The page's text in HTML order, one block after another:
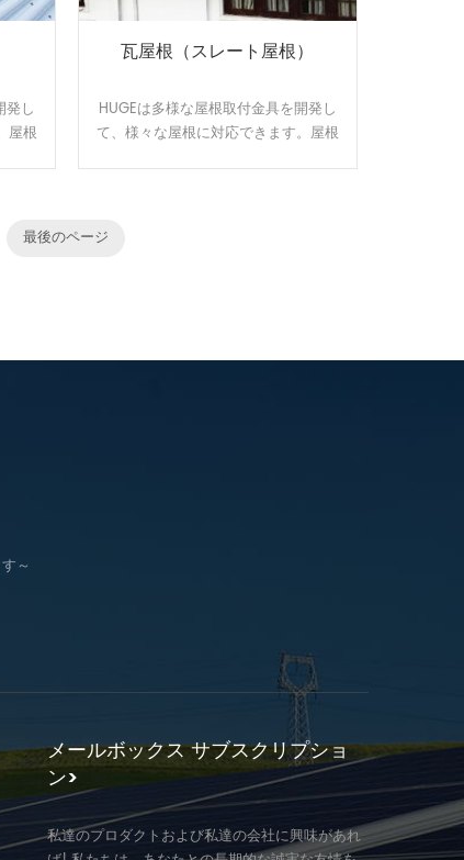
発し
屋根
瓦屋根（スレート屋根）
HUGEは多様な屋根取付金具を開発し
て、様々な屋根に対応できます。屋根
最後のページ
～
メールボックス サブスクリプショ
ン>
私達のプロダクトおよび私達の会社に興味があれ